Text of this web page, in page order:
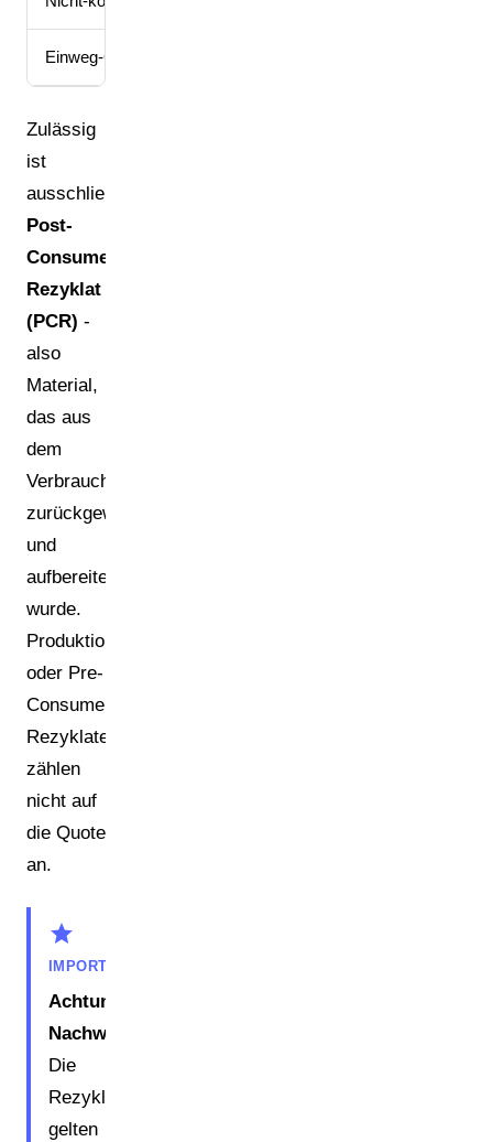
Einweg-Getränkeflaschen (alle Kunststoffe)
Zulässig
ist
ausschließlich
Post-
Consumer-
Rezyklat
(PCR) -
also
Material,
das aus
dem
Verbraucherabfall
zurückgewonnen
und
aufbereitet
wurde.
Produktionsabfälle
oder Pre-
Consumer-
Rezyklate
zählen
nicht auf
die Quote
an.
star
IMPORTANT
Achtung
Nachweispflicht:
Die
Rezyklatquoten
gelten